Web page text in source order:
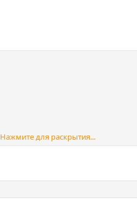
Нажмите для раскрытия...